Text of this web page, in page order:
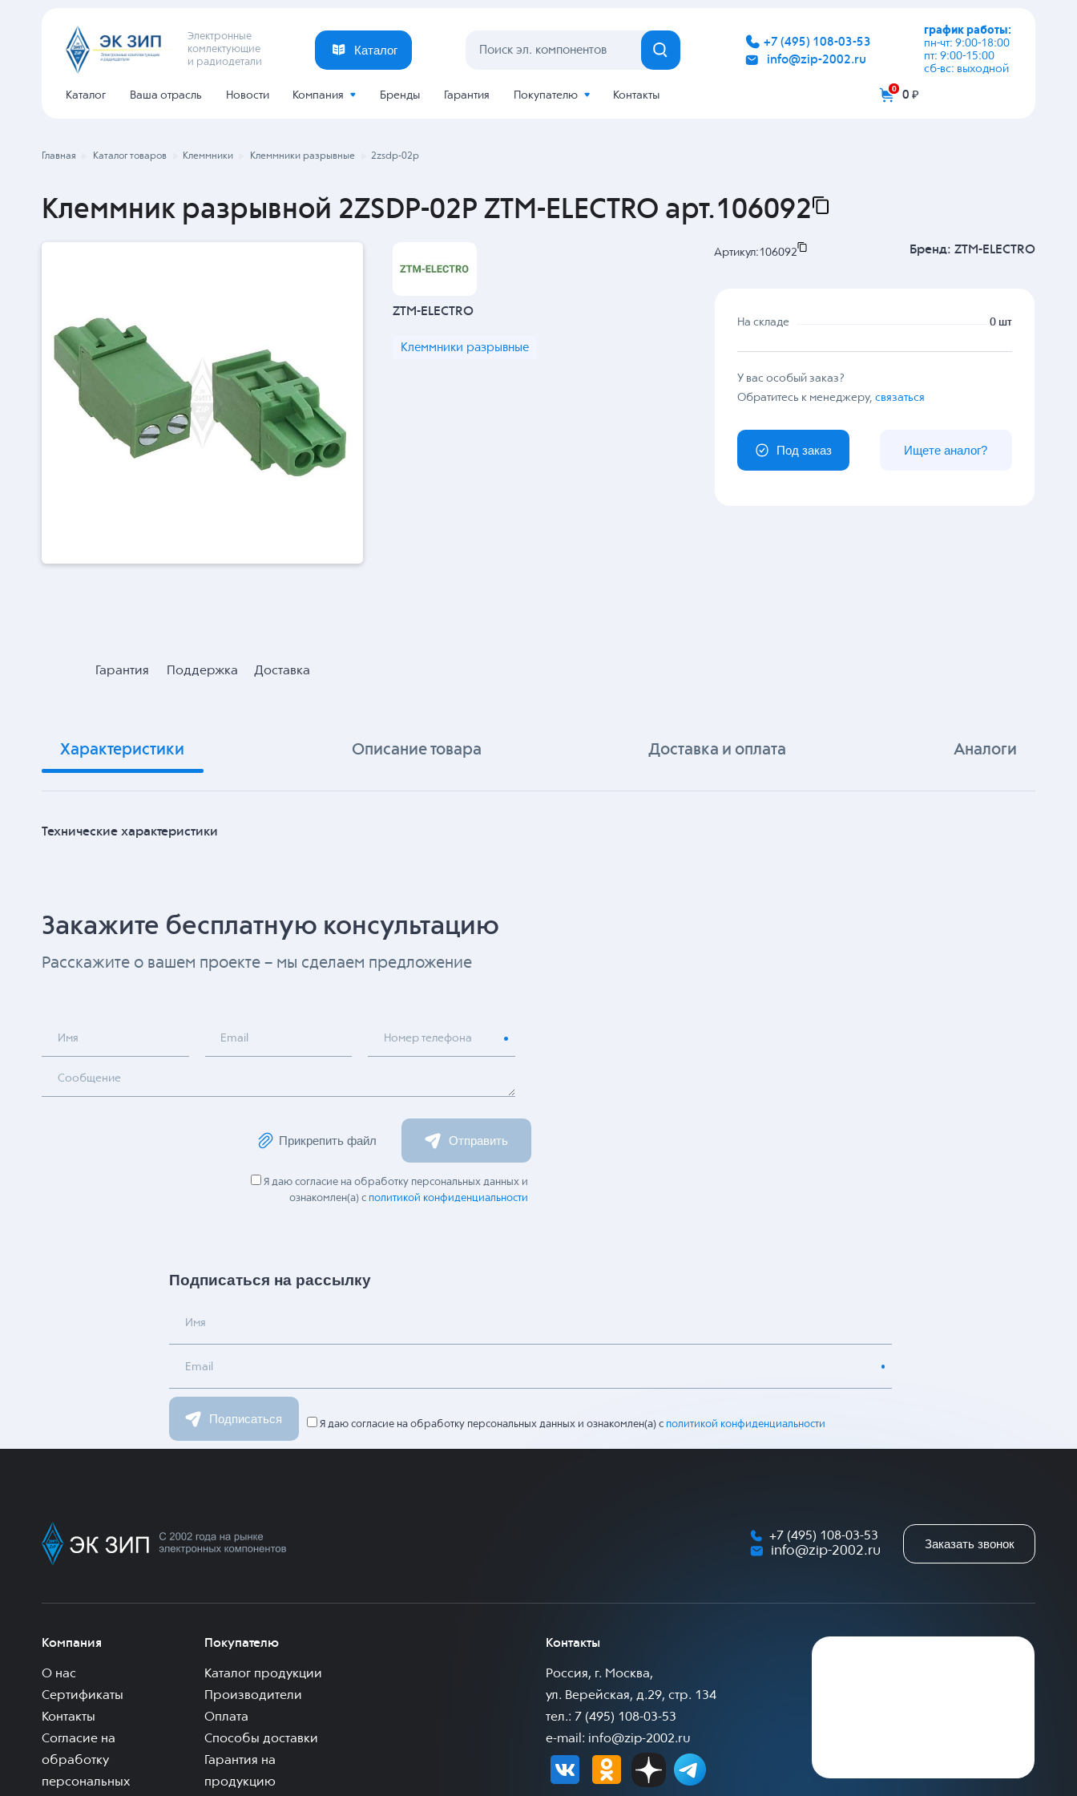
Электронные
комлектующие
и радиодетали
Каталог
+7 (495) 108-03-53
info@zip-2002.ru
график работы:
пн-чт: 9:00-18:00
пт: 9:00-15:00
сб-вс: выходной
Каталог Ваша отрасль Новости Компания Бренды Гарантия Покупателю Контакты
0 0 ₽
Главная Каталог товаров Клеммники Клеммники разрывные 2zsdp-02p
Клеммник разрывной 2ZSDP-02P ZTM-ELECTRO арт.106092
Гарантия Поддержка Доставка
ZTM-ELECTRO
Клеммники разрывные
Артикул:106092 Бренд: ZTM-ELECTRO
На складе 0 шт
У вас особый заказ?
Обратитесь к менеджеру,связаться
Под заказ Ищете аналог?
Характеристики Описание товара Доставка и оплата Аналоги
Технические характеристики
Закажите бесплатную консультацию
Расскажите о вашем проекте – мы сделаем предложение
Имя Email Номер телефона
Сообщение
Прикрепить файл Отправить
Я даю согласие на обработку персональных данных и
ознакомлен(а) с политикой конфиденциальности
Подписаться на рассылку
Имя
Email
Подписаться Я даю согласие на обработку персональных данных и ознакомлен(а) с политикой конфиденциальности
+7 (495) 108-03-53
info@zip-2002.ru
Заказать звонок
Компания
О нас
Сертификаты
Контакты
Согласие на
обработку
персональных
Покупателю
Каталог продукции
Производители
Оплата
Способы доставки
Гарантия на
продукцию
Контакты
Россия, г. Москва,
ул. Верейская, д.29, стр. 134
тел.: 7 (495) 108-03-53
e-mail: info@zip-2002.ru